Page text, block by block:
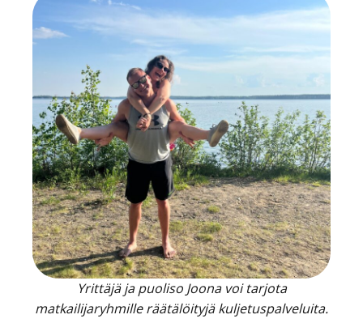
Yrittäjä ja puoliso Joona voi tarjota
matkailijaryhmille räätälöityjä kuljetuspalveluita.